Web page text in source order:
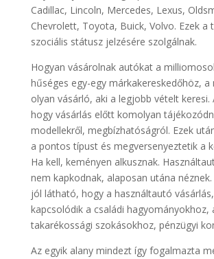
Cadillac, Lincoln, Mercedes, Lexus,
Chevrolett, Toyota, Buick, Volvo. Ezek a
szociális státusz jelzésére szolgálnak.
Hogyan vásárolnak autókat a
hűséges egy-egy márkakereskedőhöz, a
olyan vásárló, aki a legjobb vételt keresi.
hogy vásárlás előtt komolyan
modellekről, megbízhatóságról. Ezek
a pontos típust és megversenyeztetik a
Ha kell, keményen alkusznak.
nem kapkodnak, alaposan utána
jól látható, hogy a használtautó
kapcsolódik a családi hagyományokhoz,
takarékossági szokásokhoz, pénzügyi
Az egyik alany mindezt így fogalmazta